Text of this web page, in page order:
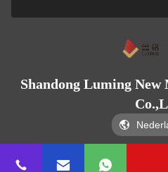
Shandong Luming New
Shandong Luming New